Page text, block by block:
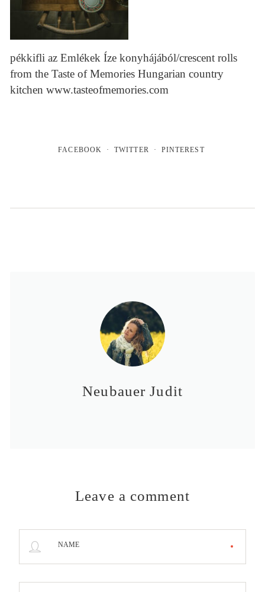
pékkifli az Emlékek Íze konyhájából/crescent rolls
from the Taste of Memories Hungarian country
kitchen www.tasteofmemories.com
FACEBOOK TWITTER PINTEREST
Neubauer Judit
Leave a comment
NAME